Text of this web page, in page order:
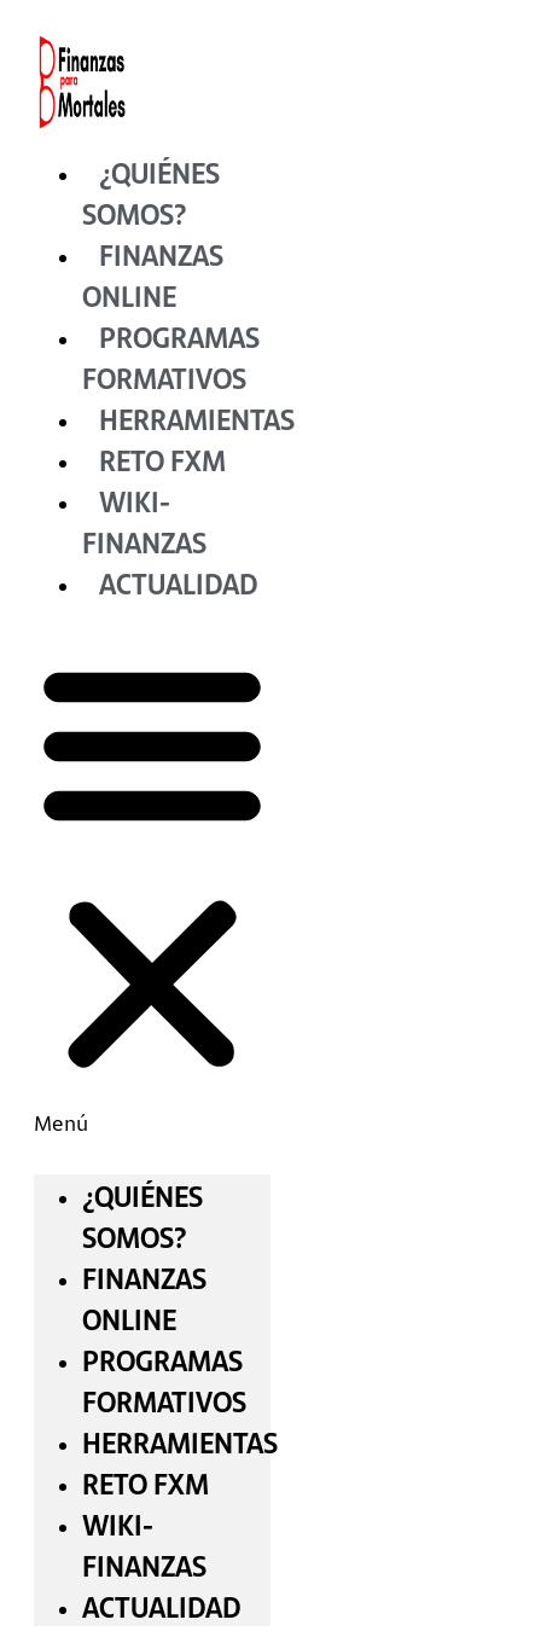
contenido
¿QUIÉNES
SOMOS?
FINANZAS
ONLINE
PROGRAMAS
FORMATIVOS
HERRAMIENTAS
RETO FXM
WIKI-
FINANZAS
ACTUALIDAD
Menú
¿QUIÉNES
SOMOS?
FINANZAS
ONLINE
PROGRAMAS
FORMATIVOS
HERRAMIENTAS
RETO FXM
WIKI-
FINANZAS
ACTUALIDAD